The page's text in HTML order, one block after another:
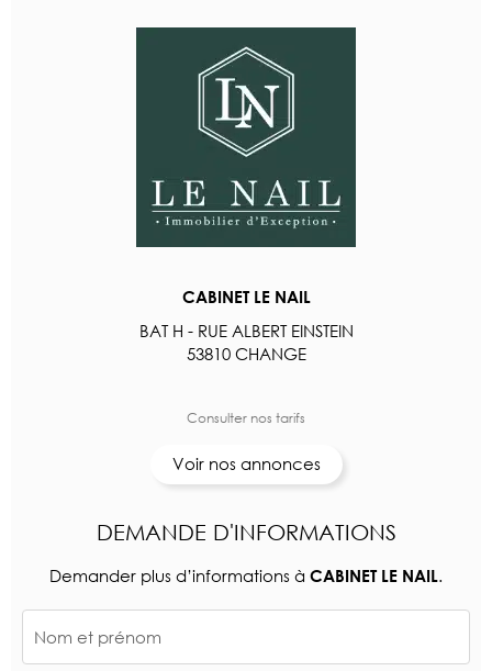
CABINET LE NAIL
BAT H - RUE ALBERT EINSTEIN
53810 CHANGE
Consulter nos tarifs
Voir nos annonces
DEMANDE D'INFORMATIONS
Demander plus d’informations à CABINET LE NAIL .
Nom et prénom